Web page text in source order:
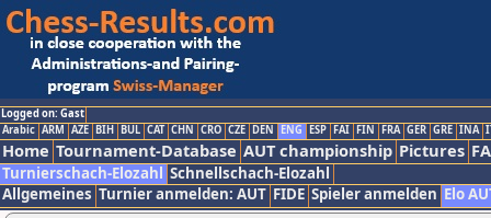
Logged on: Gast
Arabic ARM AZE BIH BUL CAT CHN CRO CZE DEN ENG ESP FAI FIN FRA GER GRE INA
Home Tournament-Database AUT championship Pictures
Turnierschach-Elozahl Schnellschach-Elozahl
Allgemeines Turnier anmelden: AUT FIDE Spieler anmelden Elo